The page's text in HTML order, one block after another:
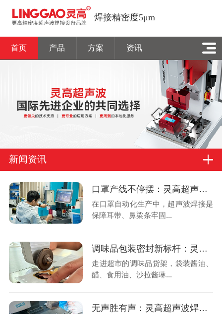
焊接精密度5μm
首页 产品 方案 资讯
新闻资讯
口罩产线不停摆：灵高超声波破解必诺设备参数跳变难题
在口罩自动化生产中，超声波焊接是
保障耳带、鼻梁条牢固...
调味品包装密封新标杆：灵高超声波焊接如何让鲜味“锁”得更久
走进超市的调味品货架，袋装酱油、
醋、食用油、沙拉酱琳...
无声胜有声：灵高超声波焊接如何重塑笔记本转轴的品质与效率